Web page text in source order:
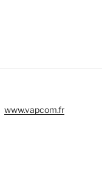
www.vapcom.fr